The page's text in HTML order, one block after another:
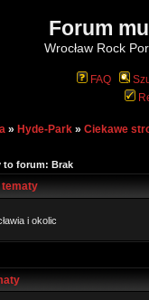
Forum
Wrocław Rock
FAQ
» Hyde-Park » Ciekawe
to forum: Brak
tematy
i okolic